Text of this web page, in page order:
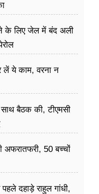
के लिए जेल में बंद अली
ये काम, वरना न
बैठक की, टीएमसी
अफरातफरी, 50 बच्चों
दहाड़े राहुल गांधी,